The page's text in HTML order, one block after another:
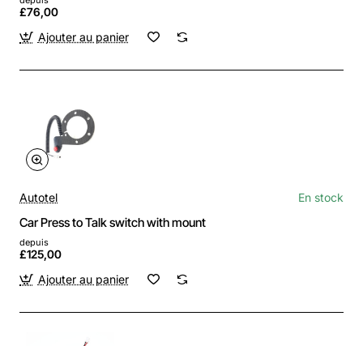
£76,00
Ajouter au panier
Autotel En stock
Car Press to Talk switch with mount
depuis
£125,00
Ajouter au panier